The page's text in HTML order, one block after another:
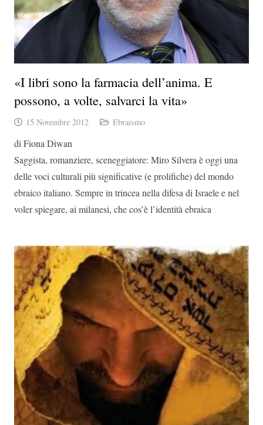
«I libri sono la farmacia dell’anima. E
possono, a volte, salvarci la vita»
15 Novembre 2012 Ebraismo
di Fiona Diwan
Saggista, romanziere, sceneggiatore: Miro Silvera è oggi una
delle voci culturali più significative (e prolifiche) del mondo
ebraico italiano. Sempre in trincea nella difesa di Israele e nel
voler spiegare, ai milanesi, che cos’è l’identità ebraica